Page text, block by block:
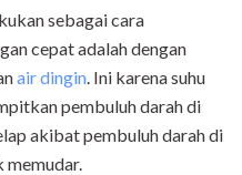
sebagai cara
cepat adalah dengan
air dingin . Ini karena suhu
pembuluh darah di
akibat pembuluh darah di